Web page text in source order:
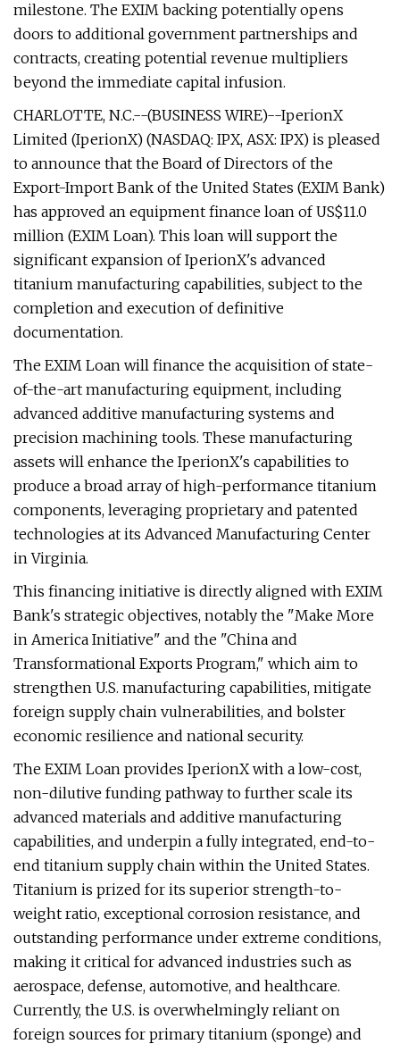
milestone. The EXIM backing potentially opens
doors to additional government partnerships and
contracts, creating potential revenue multipliers
beyond the immediate capital infusion.
CHARLOTTE, N.C.--(BUSINESS WIRE)--IperionX
Limited (IperionX) (NASDAQ: IPX, ASX: IPX) is pleased
to announce that the Board of Directors of the
Export-Import Bank of the United States (EXIM Bank)
has approved an equipment finance loan of US$11.0
million (EXIM Loan). This loan will support the
significant expansion of IperionX's advanced
titanium manufacturing capabilities, subject to the
completion and execution of definitive
documentation.
The EXIM Loan will finance the acquisition of state-
of-the-art manufacturing equipment, including
advanced additive manufacturing systems and
precision machining tools. These manufacturing
assets will enhance the IperionX's capabilities to
produce a broad array of high-performance titanium
components, leveraging proprietary and patented
technologies at its Advanced Manufacturing Center
in Virginia.
This financing initiative is directly aligned with EXIM
Bank's strategic objectives, notably the "Make More
in America Initiative" and the "China and
Transformational Exports Program," which aim to
strengthen U.S. manufacturing capabilities, mitigate
foreign supply chain vulnerabilities, and bolster
economic resilience and national security.
The EXIM Loan provides IperionX with a low-cost,
non-dilutive funding pathway to further scale its
advanced materials and additive manufacturing
capabilities, and underpin a fully integrated, end-to-
end titanium supply chain within the United States.
Titanium is prized for its superior strength-to-
weight ratio, exceptional corrosion resistance, and
outstanding performance under extreme conditions,
making it critical for advanced industries such as
aerospace, defense, automotive, and healthcare.
Currently, the U.S. is overwhelmingly reliant on
foreign sources for primary titanium (sponge) and